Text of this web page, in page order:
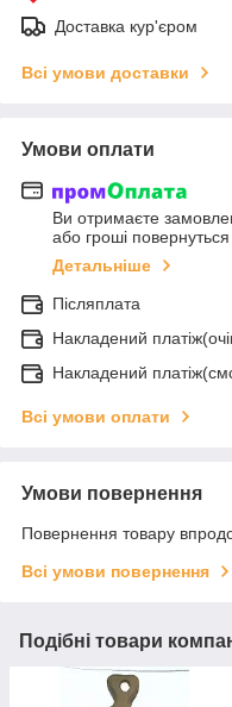
Доставка кур'єром
Всі умови доставки
Умови оплати
Ви отримаєте
або гроші
Детальніше
Післяплата
Накладений
Накладений
Всі умови оплати
Умови повернення
Повернення товару
Всі умови повернення
Подібні товари